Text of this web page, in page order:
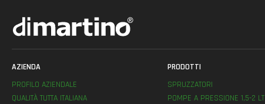
AZIENDA
PROFILO AZIENDALE
QUALITÀ TUTTA ITALIANA
PRODOTTI
SPRUZZATORI
POMPE A PRESSIONE 1,5-2 LT